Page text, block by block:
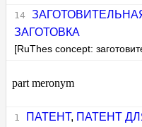
ЗАГОТОВКА
[RuThes concept:
part meronym
ПАТЕНТ, ПАТЕНТ